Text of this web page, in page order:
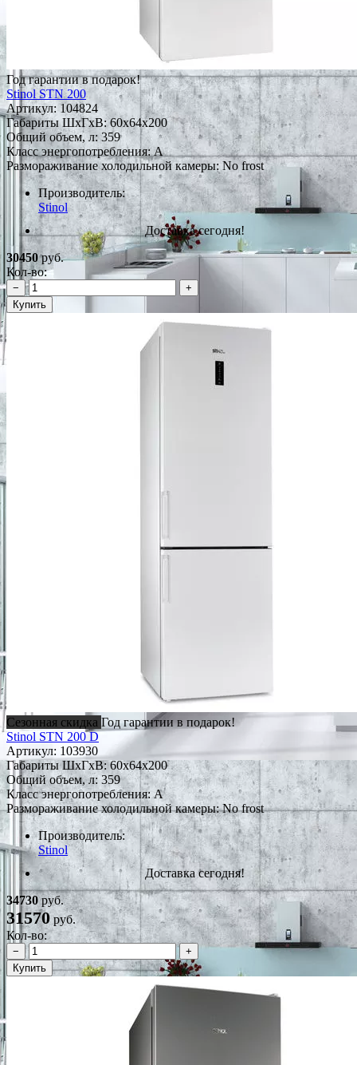
Год гарантии в подарок!
Stinol STN 200
Артикул: 104824
Габариты ШxГxВ: 60x64x200
Общий объем, л: 359
Класс энергопотребления: A
Размораживание холодильной камеры: No frost
Производитель:
Stinol
Доставка сегодня!
30450руб.
Кол-во:
−
+
Купить
Сезонная скидка Год гарантии в подарок!
Stinol STN 200 D
Артикул: 103930
Габариты ШxГxВ: 60x64x200
Общий объем, л: 359
Класс энергопотребления: A
Размораживание холодильной камеры: No frost
Производитель:
Stinol
Доставка сегодня!
34730руб.
31570 руб.
Кол-во:
−
+
Купить